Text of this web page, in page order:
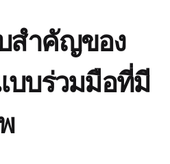
สำคัญของ
บบร่วมมือที่มี